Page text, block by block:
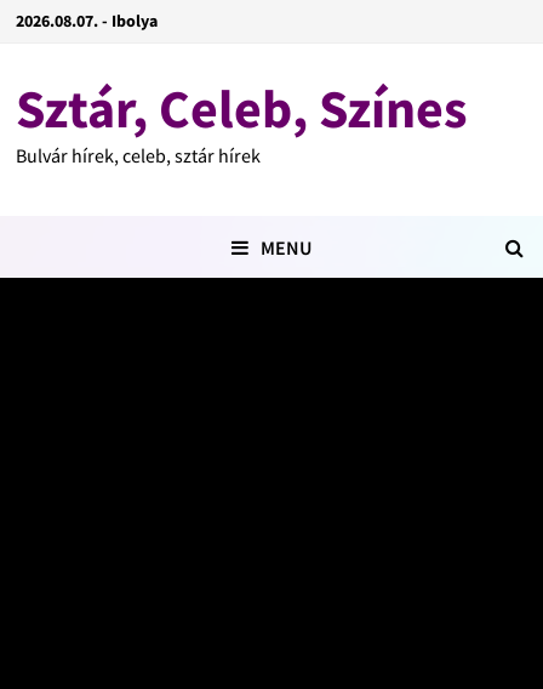
2026.08.07. - Ibolya
Sztár, Celeb, Színes
Bulvár hírek, celeb, sztár hírek
MENU